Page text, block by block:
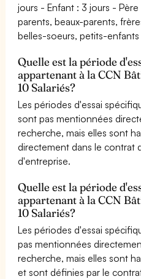
jours - Enfant : 3 jours -
parents, beaux-parents,
belles-soeurs, petits-enfants
Quelle est la période
appartenant à la CCN
10 Salariés?
Les périodes d'essai
sont pas mentionnées
recherche, mais elles sont
directement dans le contrat
d'entreprise.
Quelle est la période
appartenant à la CCN
10 Salariés?
Les périodes d'essai
pas mentionnées
recherche, mais elles sont
et sont définies par le